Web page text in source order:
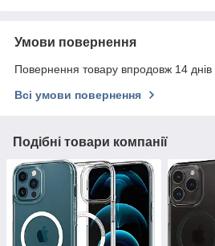
Умови повернення
Повернення товару впродовж 14 днів
Всі умови повернення
Подібні товари компанії